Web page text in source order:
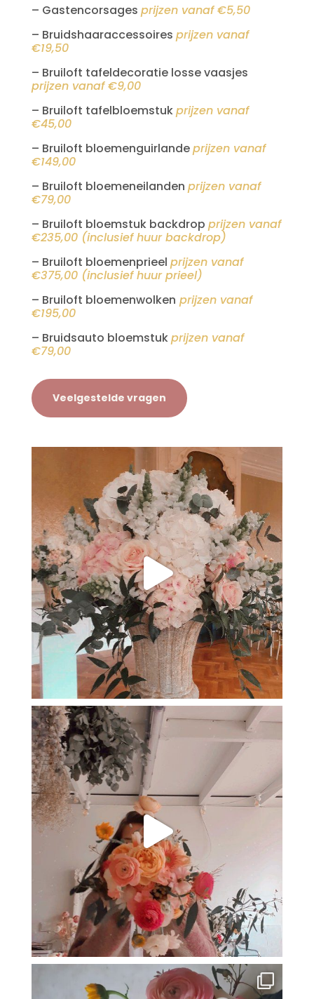
– Gastencorsages prijzen vanaf €5,50
– Bruidshaaraccessoires prijzen vanaf
€19,50
– Bruiloft tafeldecoratie losse vaasjes
prijzen vanaf €9,00
– Bruiloft tafelbloemstukprijzen vanaf
€45,00
– Bruiloft bloemenguirlandeprijzen vanaf
€149,00
– Bruiloft bloemeneilanden prijzen vanaf
€79,00
– Bruiloft bloemstuk backdrop prijzen vanaf
€235,00 (inclusief huur backdrop)
– Bruiloft bloemenprieel prijzen vanaf
€375,00 (inclusief huur prieel)
– Bruiloft bloemenwolken prijzen vanaf
€195,00
– Bruidsauto bloemstukprijzen vanaf
€79,00
Veelgestelde vragen